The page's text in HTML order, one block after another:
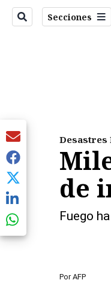
Secciones
Desastres
de
Fuego
Por AFP